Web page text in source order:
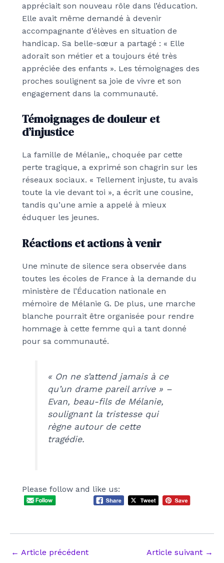
appréciait son nouveau rôle dans l’éducation.
Elle avait même demandé à devenir
accompagnante d’élèves en situation de
handicap. Sa belle-sœur a partagé : « Elle
adorait son métier et a toujours été très
appréciée des enfants ». Les témoignages des
proches soulignent sa joie de vivre et son
engagement dans la communauté.
Témoignages de douleur et
d’injustice
La famille de Mélanie,, choquée par cette
perte tragique, a exprimé son chagrin sur les
réseaux sociaux. « Tellement injuste, tu avais
toute la vie devant toi », a écrit une cousine,
tandis qu’une amie a appelé à mieux
éduquer les jeunes.
Réactions et actions à venir
Une minute de silence sera observée dans
toutes les écoles de France à la demande du
ministère de l’Éducation nationale en
mémoire de Mélanie G. De plus, une marche
blanche pourrait être organisée pour rendre
hommage à cette femme qui a tant donné
pour sa communauté.
« On ne s’attend jamais à ce
qu’un drame pareil arrive » –
Evan, beau-fils de Mélanie,
soulignant la tristesse qui
règne autour de cette
tragédie.
Please follow and like us:
Navigation
← Article précédent Article suivant →